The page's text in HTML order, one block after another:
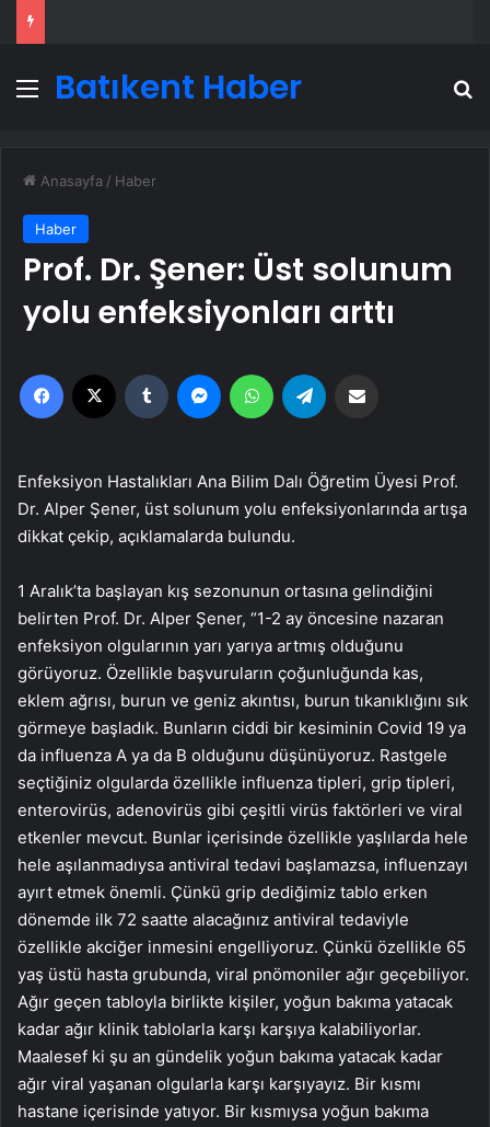
Menü
Batıkent Haber
Anasayfa / Haber
Haber
Prof. Dr. Şener: Üst solunum
yolu enfeksiyonları arttı
Facebook Tumblr MessengerWhatsApp
Enfeksiyon Hastalıkları Ana Bilim Dalı Öğretim Üyesi Prof.
Dr. Alper Şener, üst solunum yolu enfeksiyonlarında artışa
dikkat çekip, açıklamalarda bulundu.
1 Aralık’ta başlayan kış sezonunun ortasına gelindiğini
belirten Prof. Dr. Alper Şener, “1-2 ay öncesine nazaran
enfeksiyon olgularının yarı yarıya artmış olduğunu
görüyoruz. Özellikle başvuruların çoğunluğunda kas,
eklem ağrısı, burun ve geniz akıntısı, burun tıkanıklığını sık
görmeye başladık. Bunların ciddi bir kesiminin Covid 19 ya
da influenza A ya da B olduğunu düşünüyoruz. Rastgele
seçtiğiniz olgularda özellikle influenza tipleri, grip tipleri,
enterovirüs, adenovirüs gibi çeşitli virüs faktörleri ve viral
etkenler mevcut. Bunlar içerisinde özellikle yaşlılarda hele
hele aşılanmadıysa antiviral tedavi başlamazsa, influenzayı
ayırt etmek önemli. Çünkü grip dediğimiz tablo erken
dönemde ilk 72 saatte alacağınız antiviral tedaviyle
özellikle akciğer inmesini engelliyoruz. Çünkü özellikle 65
yaş üstü hasta grubunda, viral pnömoniler ağır geçebiliyor.
Ağır geçen tabloyla birlikte kişiler, yoğun bakıma yatacak
kadar ağır klinik tablolarla karşı karşıya kalabiliyorlar.
Maalesef ki şu an gündelik yoğun bakıma yatacak kadar
ağır viral yaşanan olgularla karşı karşıyayız. Bir kısmı
hastane içerisinde yatıyor. Bir kısmıysa yoğun bakıma